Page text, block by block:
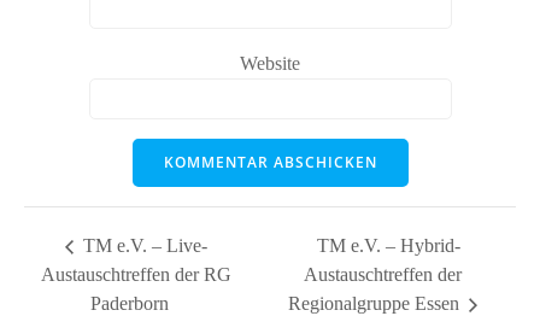
Website
TM e.V. – Live-
Austauschtreffen der RG
Paderborn
TM e.V. – Hybrid-
Austauschtreffen der
Regionalgruppe Essen